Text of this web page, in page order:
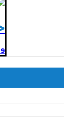
9 يناير، 2018